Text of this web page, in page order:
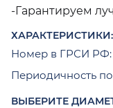
-Гарантируем
ХАРАКТЕРИСТИКИ:
Номер в ГРСИ РФ:
Периодичность
ВЫБЕРИТЕ